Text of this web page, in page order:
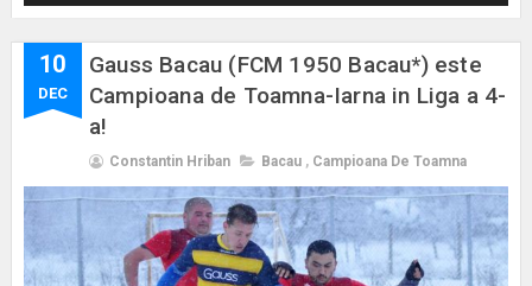
10
DEC
Gauss Bacau (FCM 1950 Bacau*) este
Campioana de Toamna-Iarna in Liga a 4-
a!
Constantin Hriban Bacau , Campioana De Toamna